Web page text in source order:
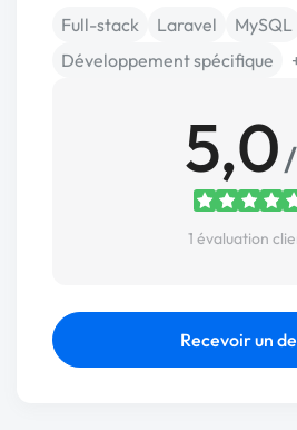
Full-stack Laravel MySQL
Développement spécifique
5,0
1 évaluation
Recevoir un